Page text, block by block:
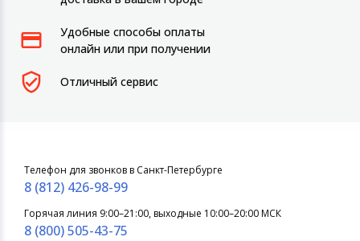
Удобные способы оплаты
онлайн или при получении
Отличный сервис
Телефон для звонков в Санкт-Петербурге
8 (812) 426-98-99
Горячая линия 9:00–21:00, выходные 10:00–20:00 МСК
8 (800) 505-43-75